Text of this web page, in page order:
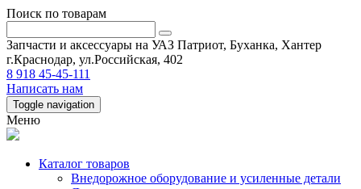
Поиск по товарам
Запчасти и аксессуары на УАЗ Патриот, Буханка, Хантер
г.Краснодар, ул.Российская, 402
8 918 45-45-111
Написать нам
Toggle navigation
Меню
Каталог товаров
Внедорожное оборудование и усиленные детали